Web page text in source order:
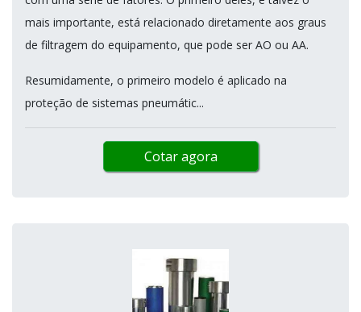
mais importante, está relacionado diretamente aos graus
de filtragem do equipamento, que pode ser AO ou AA.
Resumidamente, o primeiro modelo é aplicado na
proteção de sistemas pneumátic...
Cotar agora